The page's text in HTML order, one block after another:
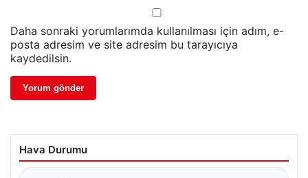
Daha sonraki yorumlarımda kullanılması için adım, e-
posta adresim ve site adresim bu tarayıcıya
kaydedilsin.
Hava Durumu